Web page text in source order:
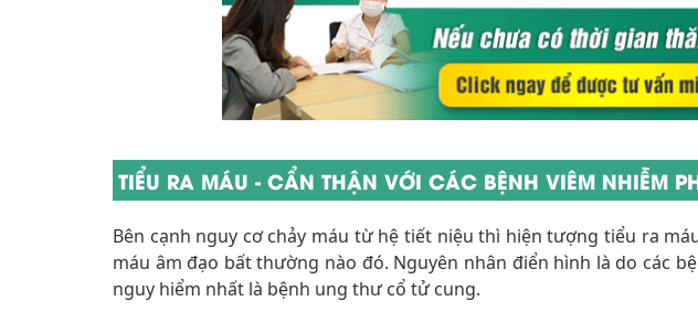
TIỂU RA MÁU - CẨN THẬN VỚI CÁC BỆNH VIÊM NHIỄM
Bên cạnh nguy cơ chảy máu từ hệ tiết niệu thì hiện tượng tiểu ra
máu âm đạo bất thường nào đó. Nguyên nhân điển hình là do các
nguy hiểm nhất là bệnh ung thư cổ tử cung.